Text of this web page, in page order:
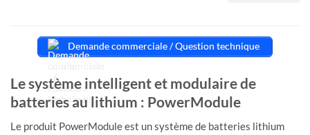
Demande commerciale / Question technique
Le système intelligent et modulaire de
batteries au lithium : PowerModule
Le produit PowerModule est un système de batteries lithium